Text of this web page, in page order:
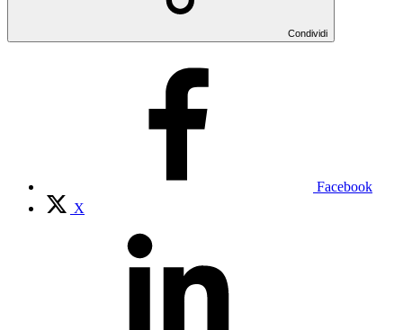
Condividi
Facebook
X